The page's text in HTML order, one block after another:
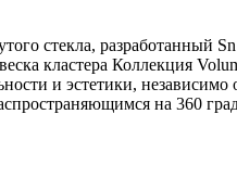
стекла, разработанный
кластера Коллекция
и эстетики,
на 360